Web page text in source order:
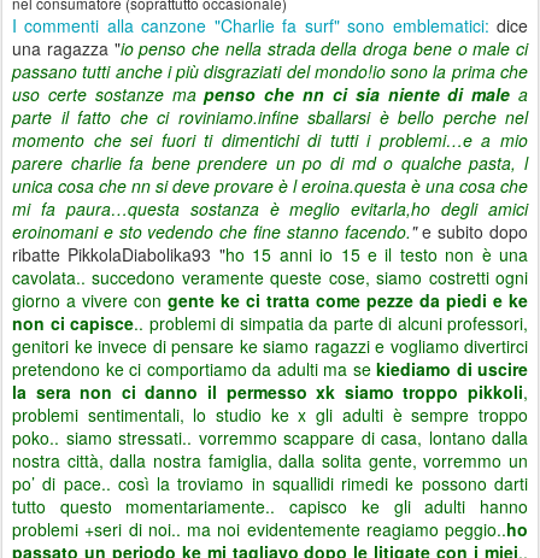
I commenti alla canzone "Charlie fa surf" sono emblematici: dice
una ragazza "io penso che nella strada della droga bene o male ci
passano tutti anche i più disgraziati del mondo!io sono la prima che
uso certe sostanze mapenso che nn ci sia niente di male a
parte il fatto che ci roviniamo.infine sballarsi è bello perche nel
momento che sei fuori ti dimentichi di tutti i problemi…e a mio
parere charlie fa bene prendere un po di md o qualche pasta, l
unica cosa che nn si deve provare è l eroina.questa è una cosa che
mi fa paura…questa sostanza è meglio evitarla,ho degli amici
eroinomani e sto vedendo che fine stanno facendo."e subito dopo
ribatte PikkolaDiabolika93 "ho 15 anni io 15 e il testo non è una
cavolata.. succedono veramente queste cose, siamo costretti ogni
giorno a vivere con gente ke ci tratta come pezze da piedi e ke
non ci capisce.. problemi di simpatia da parte di alcuni professori,
genitori ke invece di pensare ke siamo ragazzi e vogliamo divertirci
pretendono ke ci comportiamo da adulti ma se kiediamo di uscire
la sera non ci danno il permesso xk siamo troppo pikkoli,
problemi sentimentali, lo studio ke x gli adulti è sempre troppo
poko.. siamo stressati.. vorremmo scappare di casa, lontano dalla
nostra città, dalla nostra famiglia, dalla solita gente, vorremmo un
po’ di pace.. così la troviamo in squallidi rimedi ke possono darti
tutto questo momentariamente.. capisco ke gli adulti hanno
problemi +seri di noi.. ma noi evidentemente reagiamo peggio..ho
passato un periodo ke mi tagliavo dopo le litigate con i miei..